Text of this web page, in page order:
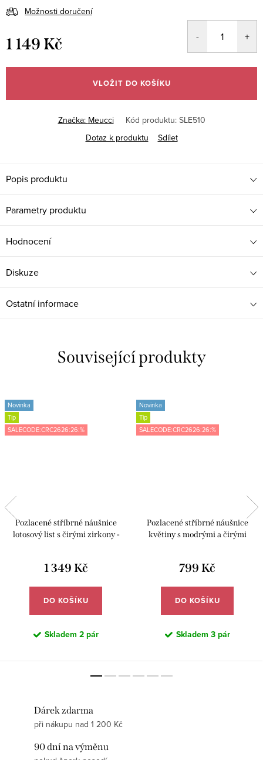
Možnosti doručení
1 149 Kč
cena:
VLOŽIT DO KOŠÍKU
Značka: Meucci Kód produktu: SLE510
Dotaz k produktu
Sdílet
Popis produktu
Parametry produktu
Hodnocení
Diskuze
Ostatní informace
Související produkty
Novinka
Tip
SALECODE:CRC2626:26:%
Pozlacené stříbrné náušnice
lotosový list s čirými zirkony -
1 349 Kč
DO KOŠÍKU
Skladem 2 pár
Novinka
Tip
SALECODE:CRC2626:26:%
Pozlacené stříbrné náušnice
květiny s modrými a čirými
799 Kč
DO KOŠÍKU
Skladem 3 pár
Dárek zdarma
při nákupu nad 1 200 Kč
90 dní na výměnu